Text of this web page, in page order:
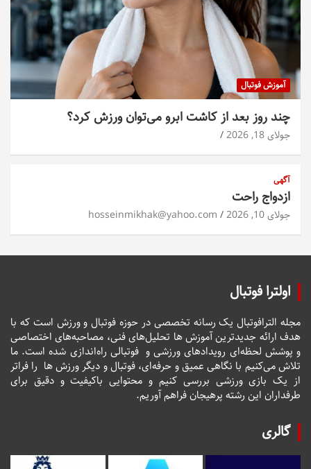
آموزش فوتبال
چند روز بعد از کاشت ابرو می‌توان ورزش کرد؟
جولای 18, 2026
آگهی
ازدواج راحت
جولای 10, 2026 hosseinmikhak@yahoo.com
اولترا فوتبال
مجله الترافوتبال یک رسانه تخصصی در حوزه فوتبال و ورزش است که با
هدف ارائه جدیدترین آموزش ها تحلیل‌های فنی، مصاحبه‌های اختصاصی
و پوشش لحظه‌ای رویدادهای ورزشی و فوتبالی راه‌اندازی شده است. ما
تلاش می‌کنیم با نگاهی عمیق و حرفه‌ای، فوتبال و دیگر ورزش ها را فراتر
از یک بازی ورزشی بررسی کنیم و محتوایی باکیفیت و دقیق برای
طرفداران این رشته پرهیجان فراهم آوریم.
گالری